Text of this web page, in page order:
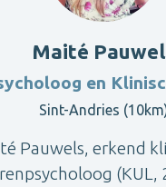
Maité
en
Sint-Andries
Pauwels, erkend
(KUL,